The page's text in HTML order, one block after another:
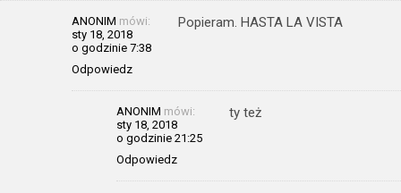
ANONIM mówi:
sty 18, 2018
o godzinie 7:38
Odpowiedz
Popieram. HASTA LA VISTA
ANONIM mówi:
sty 18, 2018
o godzinie 21:25
Odpowiedz
ty też